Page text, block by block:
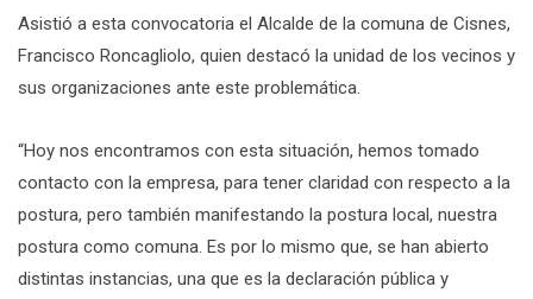
Asistió a esta convocatoria el Alcalde de la comuna de Cisnes,
Francisco Roncagliolo, quien destacó la unidad de los vecinos y
sus organizaciones ante este problemática.
“Hoy nos encontramos con esta situación, hemos tomado
contacto con la empresa, para tener claridad con respecto a la
postura, pero también manifestando la postura local, nuestra
postura como comuna. Es por lo mismo que, se han abierto
distintas instancias, una que es la declaración pública y